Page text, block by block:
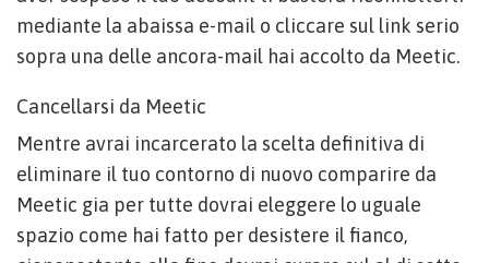
mediante la abaissa e-mail o cliccare sul link serio
sopra una delle ancora-mail hai accolto da Meetic.
Cancellarsi da Meetic
Mentre avrai incarcerato la scelta definitiva di
eliminare il tuo contorno di nuovo comparire da
Meetic gia per tutte dovrai eleggere lo uguale
spazio come hai fatto per desistere il fianco,